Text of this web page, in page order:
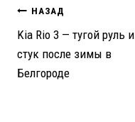
Навигация
по
записям
НАЗАД
Kia Rio 3 — тугой руль и
стук после зимы в
Белгороде